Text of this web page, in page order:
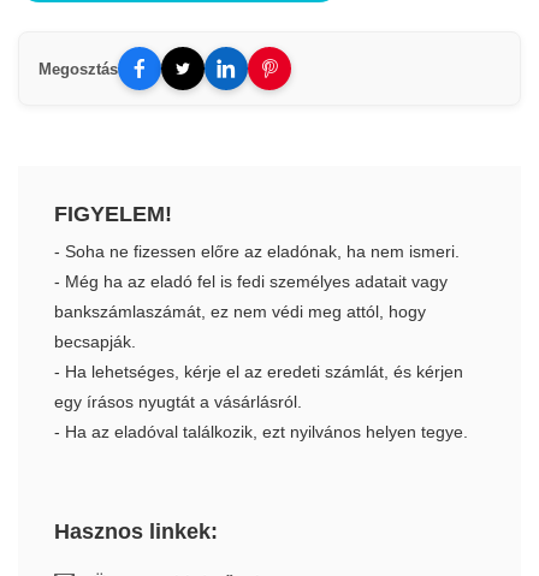
Megosztás
FIGYELEM!
- Soha ne fizessen előre az eladónak, ha nem ismeri.
- Még ha az eladó fel is fedi személyes adatait vagy
bankszámlaszámát, ez nem védi meg attól, hogy
becsapják.
- Ha lehetséges, kérje el az eredeti számlát, és kérjen
egy írásos nyugtát a vásárlásról.
- Ha az eladóval találkozik, ezt nyilvános helyen tegye.
Hasznos linkek: